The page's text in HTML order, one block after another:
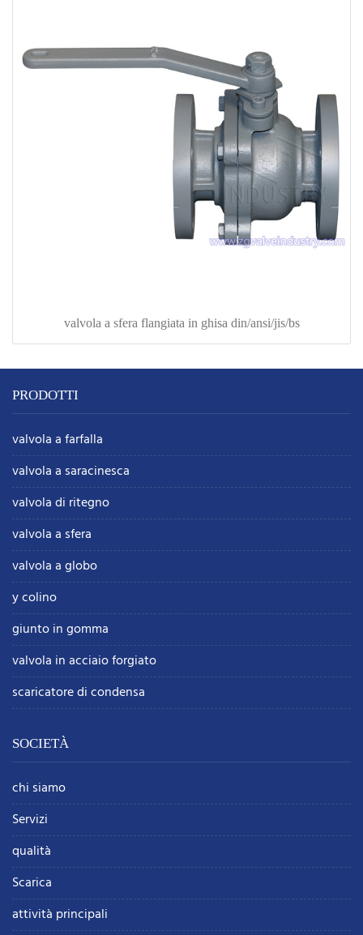
valvola a sfera flangiata in ghisa din/ansi/jis/bs
PRODOTTI
valvola a farfalla
valvola a saracinesca
valvola di ritegno
valvola a sfera
valvola a globo
y colino
giunto in gomma
valvola in acciaio forgiato
scaricatore di condensa
SOCIETÀ
chi siamo
Servizi
qualità
Scarica
attività principali